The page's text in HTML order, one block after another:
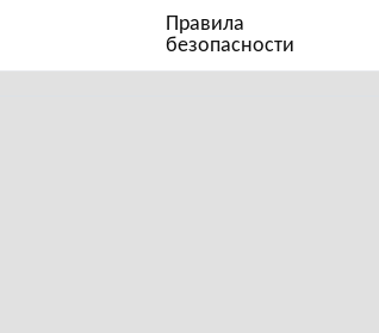
Правила
безопасности